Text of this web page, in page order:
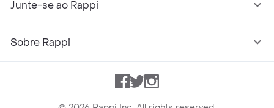
Junte-se ao Rappi
Sobre Rappi
Facebook
TwitterInstagram